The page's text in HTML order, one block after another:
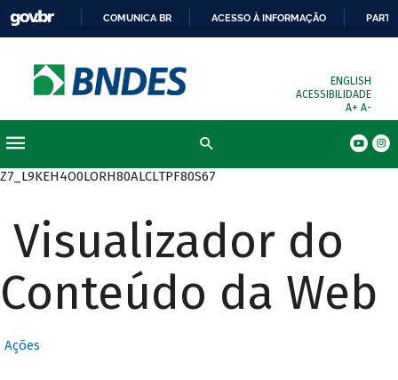
COMUNICA BR ACESSO À INFORMAÇÃO
ENGLISH
ACESSIBILIDADE
A+ A-
Z7_L9KEH4O0LORH80ALCLTPF80S67
Visualizador do
Conteúdo da Web
Ações